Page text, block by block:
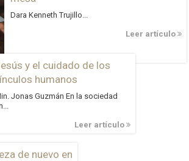
Dara Kenneth Trujillo...
Leer artículo
y el cuidado de los
humanos
Jonas Guzmán En la sociedad
Leer artículo
de nuevo en